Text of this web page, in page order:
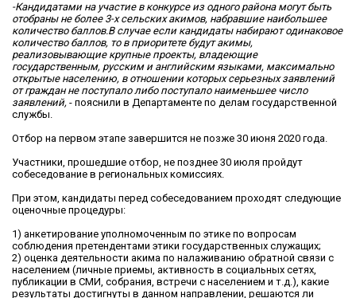
-Кандидатами на участие в конкурсе из одного района могут быть
отобраны не более 3-х сельских акимов, набравшие наибольшее
количество баллов.В случае если кандидаты набирают одинаковое
количество баллов, то в приоритете будут акимы,
реализовывающие крупные проекты, владеющие
государственным, русским и английским языками, максимально
открытые населению, в отношении которых серьезных заявлений
от граждан не поступало либо поступало наименьшее число
заявлений, - пояснили в Департаменте по делам государственной
службы.
Отбор на первом этапе завершится не позже 30 июня 2020 года.
Участники, прошедшие отбор, не позднее 30 июля пройдут
собеседование в региональных комиссиях.
При этом, кандидаты перед собеседованием проходят следующие
оценочные процедуры:
1) анкетирование уполномоченным по этике по вопросам
соблюдения претендентами этики государственных служащих;
2) оценка деятельности акима по налаживанию обратной связи с
населением (личные приемы, активность в социальных сетях,
публикации в СМИ, собрания, встречи с населением и т.д.), какие
результаты достигнуты в данном направлении, решаются ли